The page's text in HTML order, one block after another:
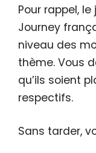
Pour rappel,
Journey
niveau des
thème. Vous
qu’ils soient
respectifs.
Sans tarder,